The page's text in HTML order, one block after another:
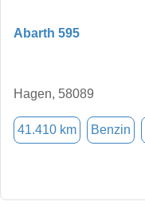
Abarth 595
Hagen, 58089
41.410 km Benzin